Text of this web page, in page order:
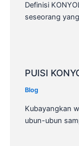
Definisi
seseorang
PUISI
Blog
Kubayangkan
ubun-ubun